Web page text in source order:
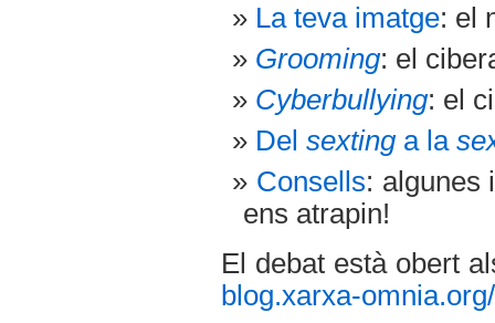
La teva imatge: el
Grooming: el
Cyberbullying: el
Del sextinga la
Consells: algunes
ens atrapin!
El debat està obert
blog.xarxa-